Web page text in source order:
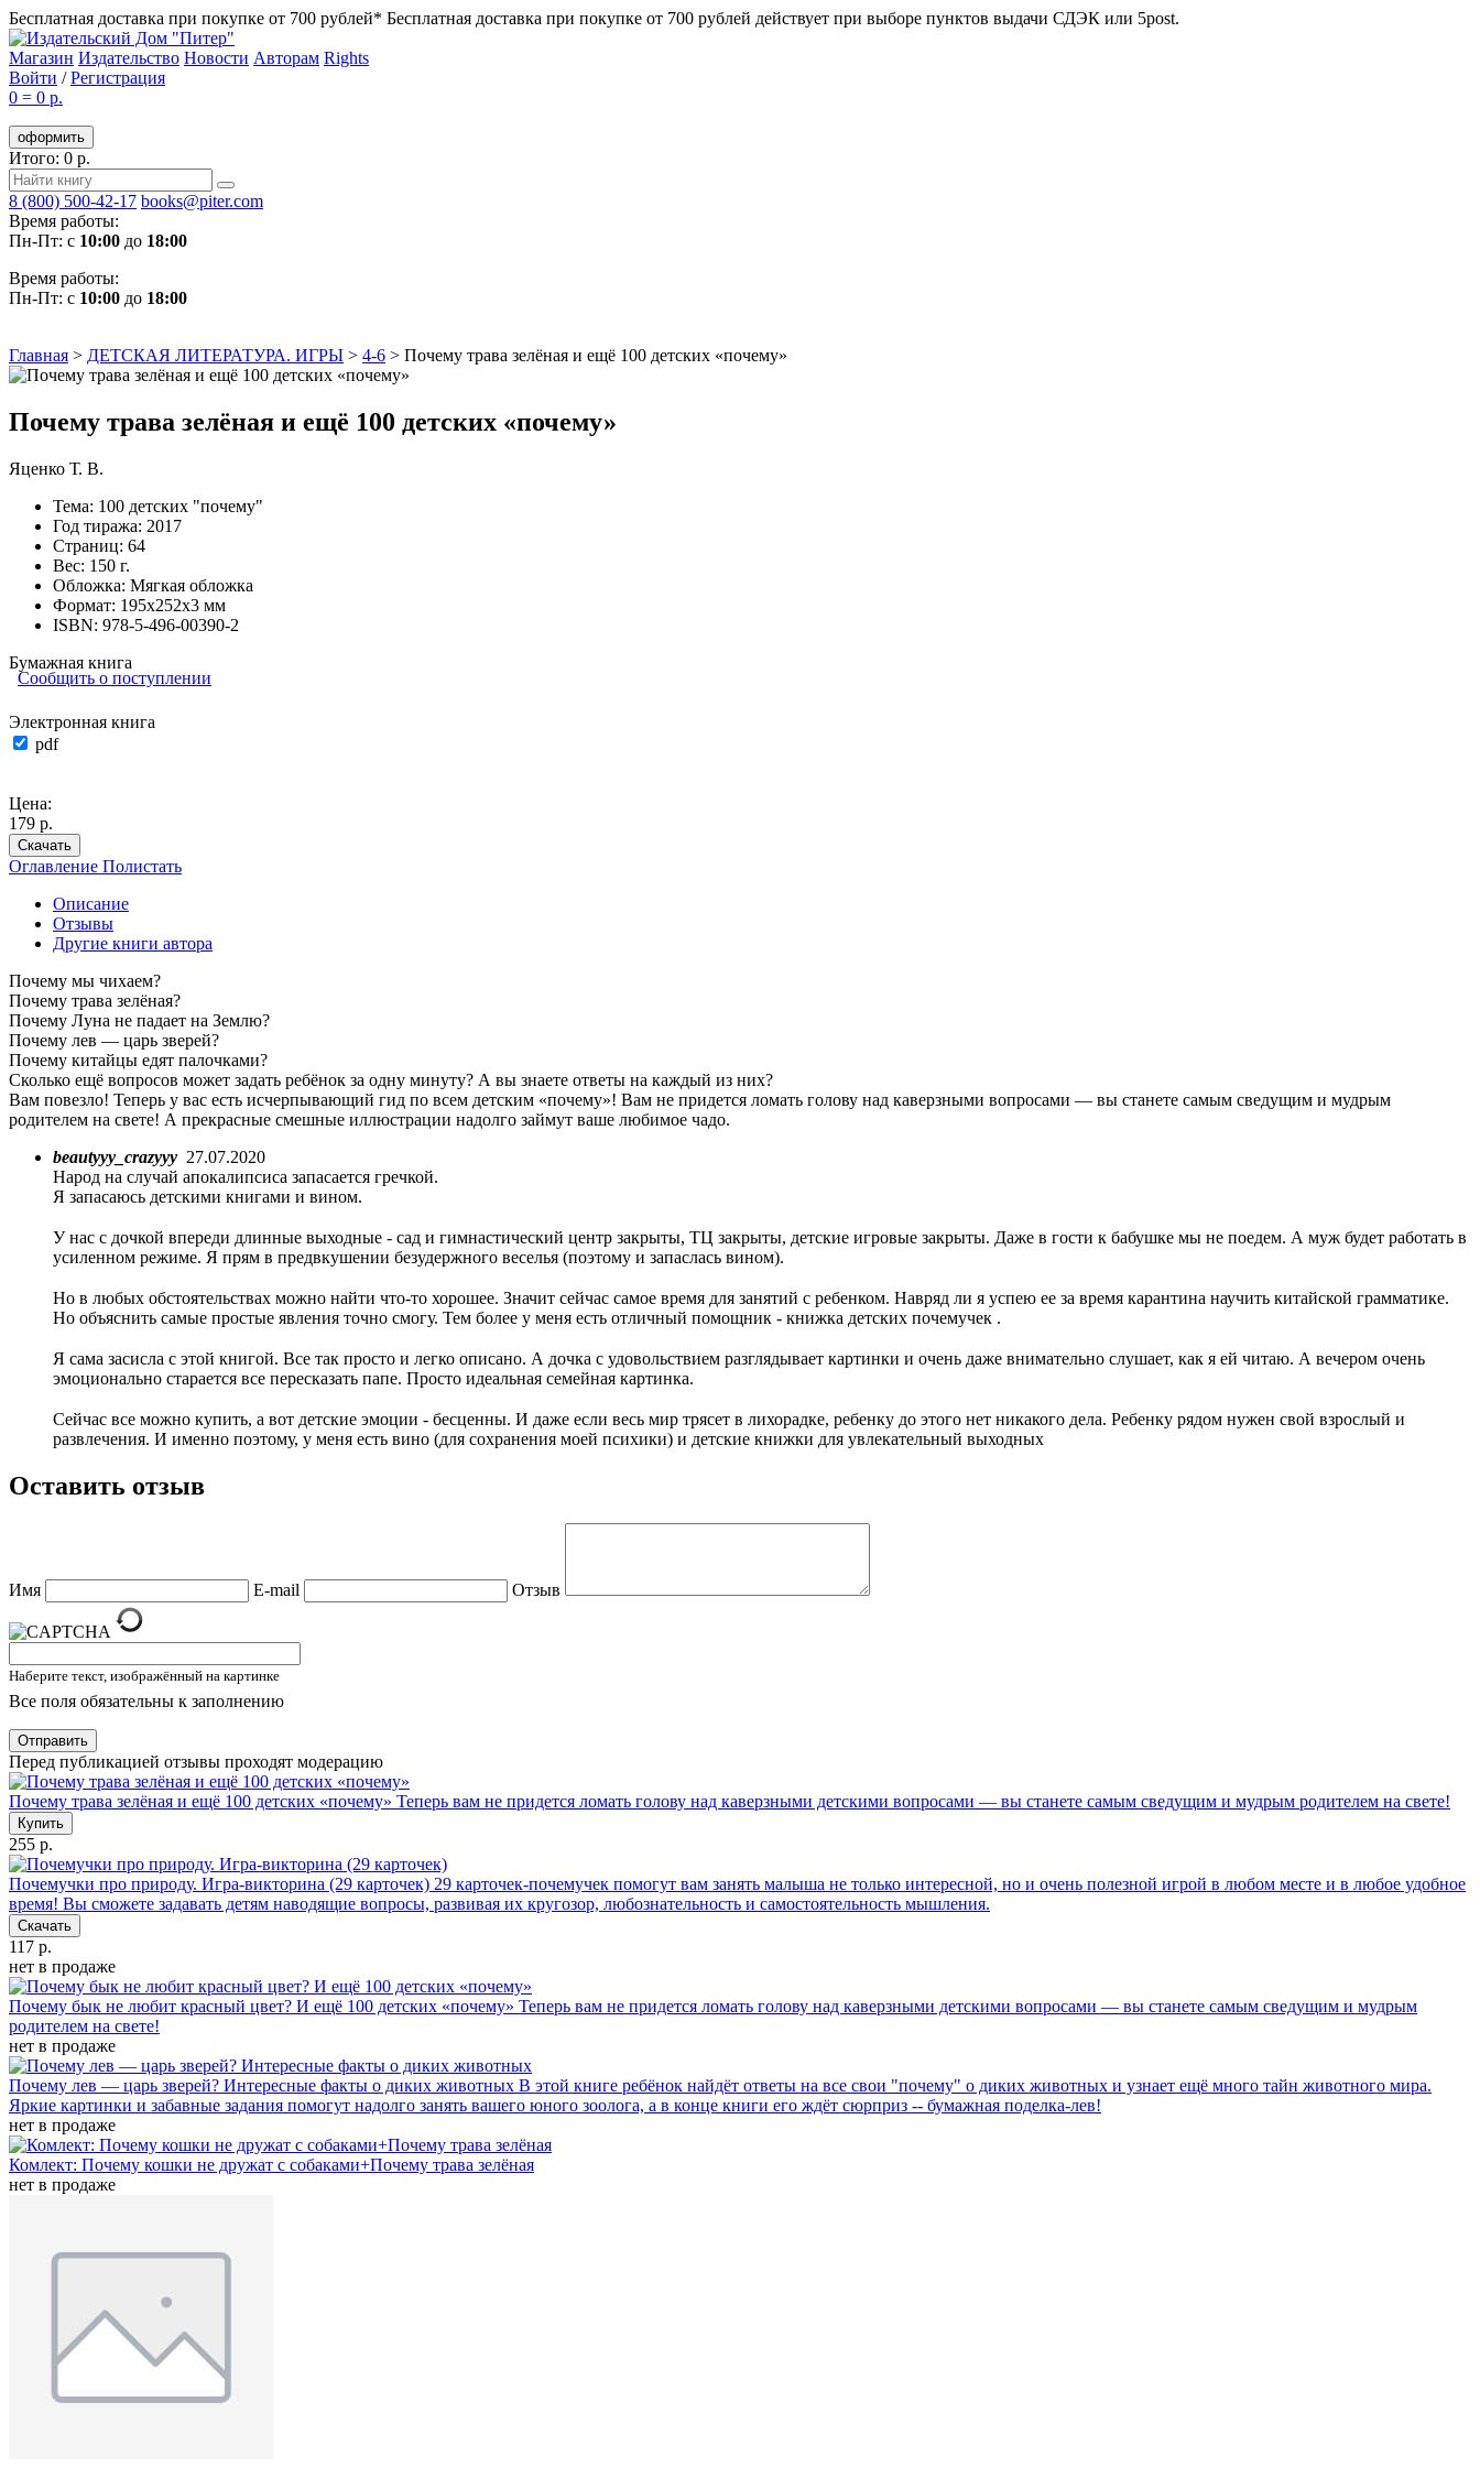
Бесплатная доставка при покупке от 700 рублей* Бесплатная доставка при покупке от 700 рублей действует при выборе пунктов выдачи СДЭК или 5post.
Магазин Издательство Новости Авторам Rights
Войти /Регистрация
0 = 0 р.
оформить
Итого: 0 р.
8 (800) 500-42-17 books@piter.com
Время работы:
Пн-Пт: с 10:00 до 18:00
Время работы:
Пн-Пт: с 10:00 до 18:00
Главная > ДЕТСКАЯ ЛИТЕРАТУРА. ИГРЫ > 4-6 > Почему трава зелёная и ещё 100 детских «почему»
Почему трава зелёная и ещё 100 детских «почему»
Яценко Т. В.
Тема: 100 детских "почему"
Год тиража: 2017
Страниц: 64
Вес: 150 г.
Обложка: Мягкая обложка
Формат: 195х252х3 мм
ISBN: 978-5-496-00390-2
Бумажная книга
Сообщить о поступлении
Электронная книга
pdf
Цена:
179 р.
Скачать
Оглавление Полистать
Описание
Отзывы
Другие книги автора
Почему мы чихаем?
Почему трава зелёная?
Почему Луна не падает на Землю?
Почему лев — царь зверей?
Почему китайцы едят палочками?
Сколько ещё вопросов может задать ребёнок за одну минуту? А вы знаете ответы на каждый из них?
Вам повезло! Теперь у вас есть исчерпывающий гид по всем детским «почему»! Вам не придется ломать голову над каверзными вопросами — вы станете самым сведущим и мудрым
родителем на свете! А прекрасные смешные иллюстрации надолго займут ваше любимое чадо.
beautyyy_crazyyy 27.07.2020
Народ на случай апокалипсиса запасается гречкой.
Я запасаюсь детскими книгами и вином.
У нас с дочкой впереди длинные выходные - сад и гимнастический центр закрыты, ТЦ закрыты, детские игровые закрыты. Даже в гости к бабушке мы не поедем. А муж будет работать в
усиленном режиме. Я прям в предвкушении безудержного веселья (поэтому и запаслась вином).
Но в любых обстоятельствах можно найти что-то хорошее. Значит сейчас самое время для занятий с ребенком. Навряд ли я успею ее за время карантина научить китайской грамматике.
Но объяснить самые простые явления точно смогу. Тем более у меня есть отличный помощник - книжка детских почемучек .
Я сама засисла с этой книгой. Все так просто и легко описано. А дочка с удовольствием разглядывает картинки и очень даже внимательно слушает, как я ей читаю. А вечером очень
эмоционально старается все пересказать папе. Просто идеальная семейная картинка.
Сейчас все можно купить, а вот детские эмоции - бесценны. И даже если весь мир трясет в лихорадке, ребенку до этого нет никакого дела. Ребенку рядом нужен свой взрослый и
развлечения. И именно поэтому, у меня есть вино (для сохранения моей психики) и детские книжки для увлекательный выходных
Оставить отзыв
Имя E-mail Отзыв
Наберите текст, изображённый на картинке
Все поля обязательны к заполнению
Отправить
Перед публикацией отзывы проходят модерацию
Почему трава зелёная и ещё 100 детских «почему» Теперь вам не придется ломать голову над каверзными детскими вопросами — вы станете самым сведущим и мудрым родителем на свете!
Купить
255 р.
Почемучки про природу. Игра-викторина (29 карточек) 29 карточек-почемучек помогут вам занять малыша не только интересной, но и очень полезной игрой в любом месте и в любое удобное
время! Вы сможете задавать детям наводящие вопросы, развивая их кругозор, любознательность и самостоятельность мышления.
Скачать
117 р.
нет в продаже
Почему бык не любит красный цвет? И ещё 100 детских «почему» Теперь вам не придется ломать голову над каверзными детскими вопросами — вы станете самым сведущим и мудрым
родителем на свете!
нет в продаже
Почему лев — царь зверей? Интересные факты о диких животных В этой книге ребёнок найдёт ответы на все свои "почему" о диких животных и узнает ещё много тайн животного мира.
Яркие картинки и забавные задания помогут надолго занять вашего юного зоолога, а в конце книги его ждёт сюрприз -- бумажная поделка-лев!
нет в продаже
Комлект: Почему кошки не дружат с собаками+Почему трава зелёная
нет в продаже